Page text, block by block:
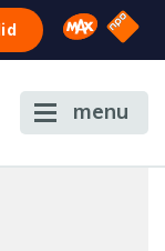
Omroep
NPO
menu
Als het